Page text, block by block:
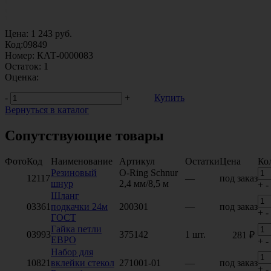
Цена: 1 243 руб.
Код:09849
Номер: КАТ-0000083
Остаток: 1
Оценка:
-
+
Купить
Вернуться в каталог
Сопутствующие товары
ФотоКод Наименование Артикул ОстаткиЦена
12117
Резиновый
шнур
O-Ring Schnur
2,4 мм/8,5 м
— под заказ
+ -
03361
Шланг
подкачки 24м
ГОСТ
200301 — под заказ
+ -
03993
Гайка петли
ЕВРО
375142 1 шт. 281 ₽
+ -
10821
Набор для
вклейки стекол 271001-01 — под заказ
+ -